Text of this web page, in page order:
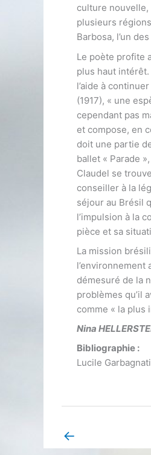
culture
plusieurs
Barbosa, l’un
Le poète profite
plus haut intérêt.
l’aide à
(1917), « une
cependant pas
et compose, en
doit une partie
ballet « Parade
Claudel se
conseiller à la
séjour au Brésil
l’impulsion à la
pièce et sa
La mission
démesuré de la
problèmes qu’il
comme « la plus
Nina
Bibliographie :
Lucile
←